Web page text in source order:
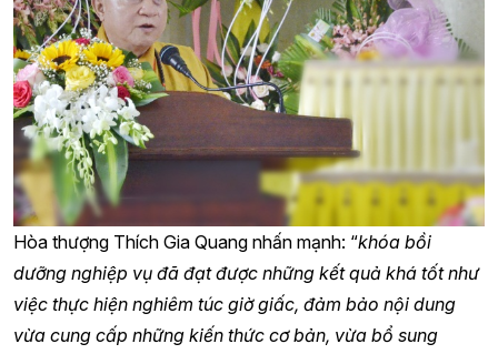
Hòa thượng Thích Gia Quang nhấn mạnh: “khóa bồi
dưỡng nghiệp vụ đã đạt được những kết quả khá tốt như
việc thực hiện nghiêm túc giờ giấc, đảm bảo nội dung
vừa cung cấp những kiến thức cơ bản, vừa bổ sung